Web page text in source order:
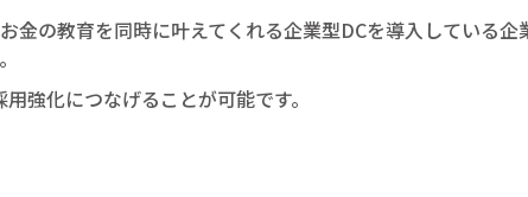
金の教育を同時に叶えてくれる企業型DCを導入している企
強化につなげることが可能です。